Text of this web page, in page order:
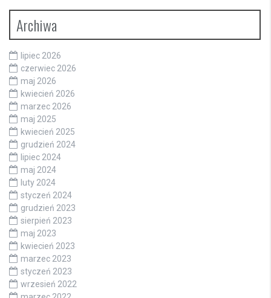
Archiwa
lipiec 2026
czerwiec 2026
maj 2026
kwiecień 2026
marzec 2026
maj 2025
kwiecień 2025
grudzień 2024
lipiec 2024
maj 2024
luty 2024
styczeń 2024
grudzień 2023
sierpień 2023
maj 2023
kwiecień 2023
marzec 2023
styczeń 2023
wrzesień 2022